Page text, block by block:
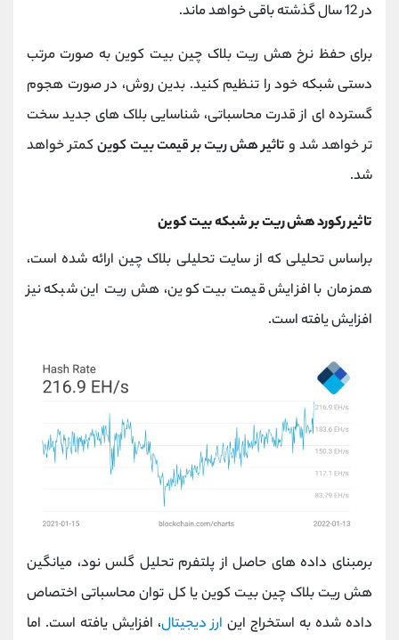
در 12 سال گذشته باقی خواهد ماند.
برای حفظ نرخ هش ریت بلاک چین بیت کوین به صورت مرتب
دستی شبکه خود را تنظیم کنید. بدین روش، در صورت هجوم
گسترده ای از قدرت محاسباتی، شناسایی بلاک های جدید سخت
تر خواهد شد و تاثیر هش ریت بر قیمت بیت کوینکمتر خواهد
شد.
تاثیر رکورد هش ریت بر شبکه بیت کوین
براساس تحلیلی که از سایت تحلیلی بلاک چین ارائه شده است،
همزمان با افزایش قیمت بیت کوین، هش ریت این شبکه نیز
افزایش یافته است.
برمبنای داده های حاصل از پلتفرم تحلیل گلس نود، میانگین
هش ریت بلاک چین بیت کوین یا کل توان محاسباتی اختصاص
داده شده به استخراج این ارز دیجیتال، افزایش یافته است. اما